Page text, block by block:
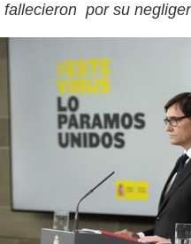
fallecieron por su